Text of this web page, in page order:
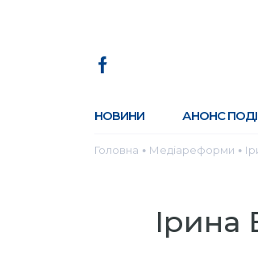
НОВИНИ АНОНС
Головна ● Медіареформи ●
Ірина